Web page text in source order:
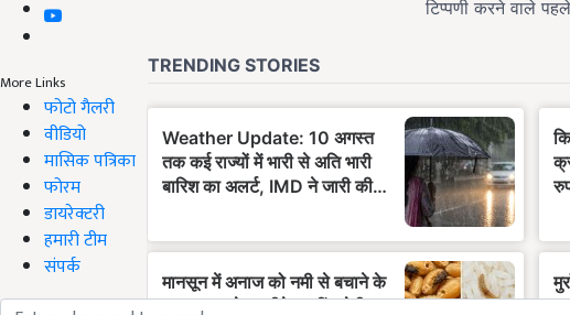
More Links
फोटो गैलरी
वीडियो
मासिक पत्रिका
फोरम
डायरेक्टरी
हमारी टीम
संपर्क